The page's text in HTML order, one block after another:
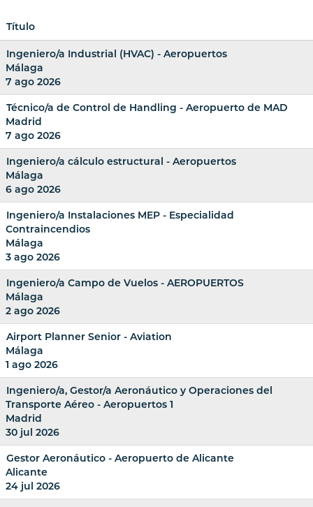
Título
Ingeniero/a Industrial (HVAC) - Aeropuertos
Málaga
7 ago 2026
Técnico/a de Control de Handling - Aeropuerto de MAD
Madrid
7 ago 2026
Ingeniero/a cálculo estructural - Aeropuertos
Málaga
6 ago 2026
Ingeniero/a Instalaciones MEP - Especialidad
Contraincendios
Málaga
3 ago 2026
Ingeniero/a Campo de Vuelos - AEROPUERTOS
Málaga
2 ago 2026
Airport Planner Senior - Aviation
Málaga
1 ago 2026
Ingeniero/a, Gestor/a Aeronáutico y Operaciones del
Transporte Aéreo - Aeropuertos 1
Madrid
30 jul 2026
Gestor Aeronáutico - Aeropuerto de Alicante
Alicante
24 jul 2026